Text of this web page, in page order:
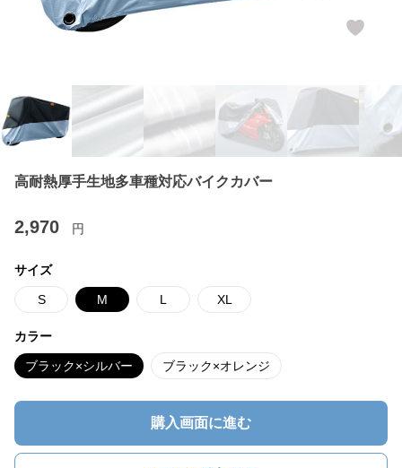
高耐熱厚手生地多車種対応バイクカバー
2,970 円
サイズ
S M L XL
カラー
ブラック×シルバー ブラック×オレンジ
購入画面に進む